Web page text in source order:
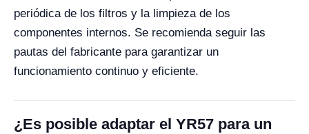
periódica de los filtros y la limpieza de los
componentes internos. Se recomienda seguir las
pautas del fabricante para garantizar un
funcionamiento continuo y eficiente.
¿Es posible adaptar el YR57 para un